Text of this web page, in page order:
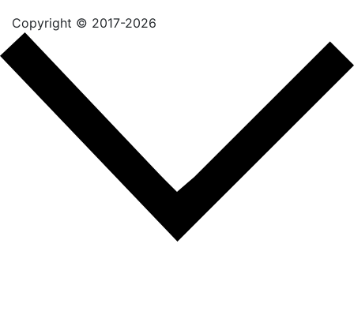
Copyright © 2017-2026